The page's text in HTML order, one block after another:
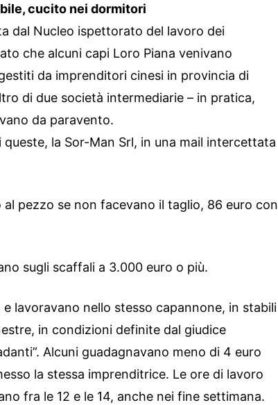
cucito nei dormitori
dal Nucleo ispettorato del lavoro dei
che alcuni capi Loro Piana venivano
da imprenditori cinesi in provincia di
di due società intermediarie – in pratica,
da paravento.
queste, la Sor-Man Srl, in una mail intercettata
al pezzo se non facevano il taglio, 86 euro con
sugli scaffali a 3.000 euro o più.
e lavoravano nello stesso capannone, in stabili
in condizioni definite dal giudice
Alcuni guadagnavano meno di 4 euro
la stessa imprenditrice. Le ore di lavoro
fra le 12 e le 14, anche nei fine settimana.